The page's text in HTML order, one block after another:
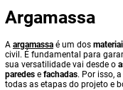
Argamassa
A argamassa é um dos
civil. É fundamental para
sua versatilidade vai desde o
paredes e fachadas. Por isso, a
todas as etapas do projeto e